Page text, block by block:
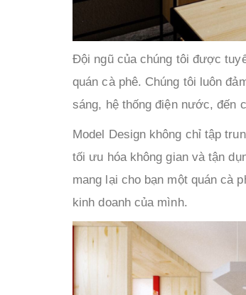
Đội ngũ của chúng tôi được
quán cà phê. Chúng tôi luôn
sáng, hệ thống điện nước, đến
Model Design không chỉ tập
tối ưu hóa không gian và tận
mang lại cho bạn một quán cà
kinh doanh của mình.